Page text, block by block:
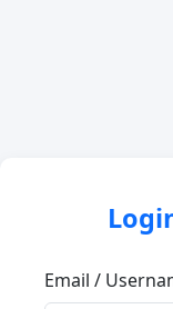
Email /